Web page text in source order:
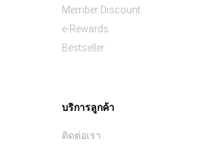
Member Discount
e-Rewards
Bestseller
บริการลูกค้า
ติดต่อเรา